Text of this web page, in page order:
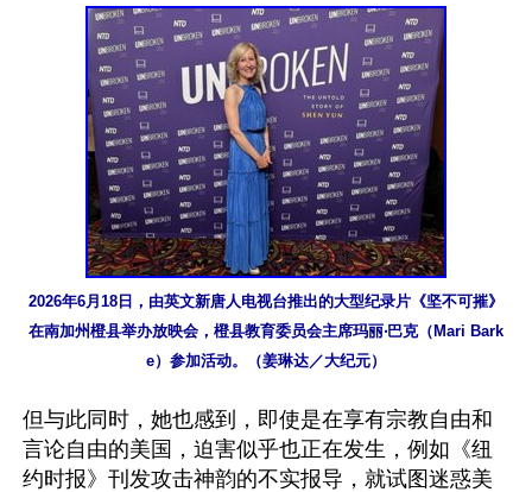
2026年6月18日，由英文新唐人电视台推出的大型纪录片《坚不可摧》
在南加州橙县举办放映会，橙县教育委员会主席玛丽‧巴克（Mari Bark
e）参加活动。（姜琳达／大纪元）
但与此同时，她也感到，即使是在享有宗教自由和
言论自由的美国，迫害似乎也正在发生，例如《纽
约时报》刊发攻击神韵的不实报导，就试图迷惑美